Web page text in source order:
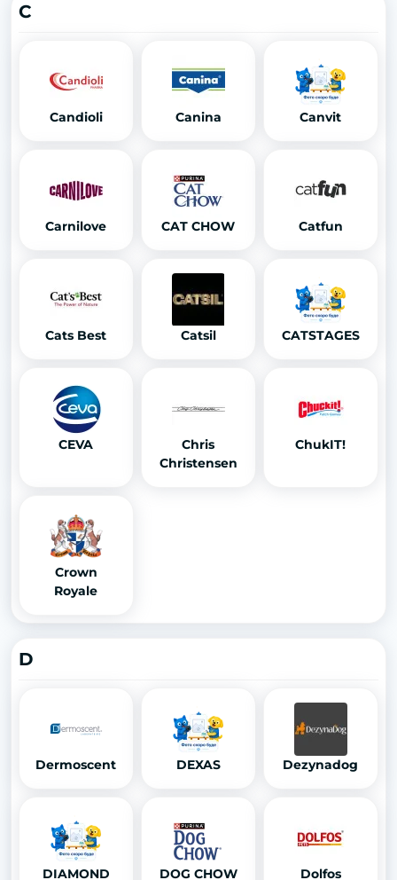
C
Candioli Canina Canvit
Carnilove CAT CHOW Catfun
Cats Best Catsil CATSTAGES
CEVA
Chris
Christensen
ChukIT!
Crown
Royale
D
Dermoscent DEXAS Dezynadog
DIAMOND DOG CHOW Dolfos